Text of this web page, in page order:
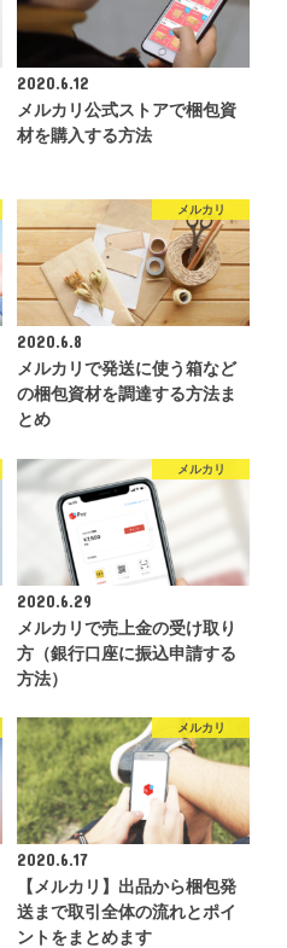
2020.6.12
メルカリ公式ストアで梱包資
材を購入する方法
メルカリ
2020.6.8
メルカリで発送に使う箱など
の梱包資材を調達する方法ま
とめ
メルカリ
2020.6.29
メルカリで売上金の受け取り
方（銀行口座に振込申請する
方法）
メルカリ
2020.6.17
【メルカリ】出品から梱包発
送まで取引全体の流れとポイ
ントをまとめます